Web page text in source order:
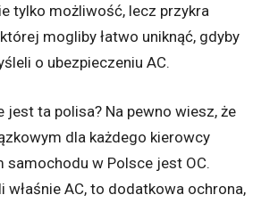
tylko możliwość, lecz przykra
mogliby łatwo uniknąć, gdyby
o ubezpieczeniu AC.
jest ta polisa? Na pewno wiesz, że
dla każdego kierowcy
samochodu w Polsce jest OC.
właśnie AC, to dodatkowa ochrona,